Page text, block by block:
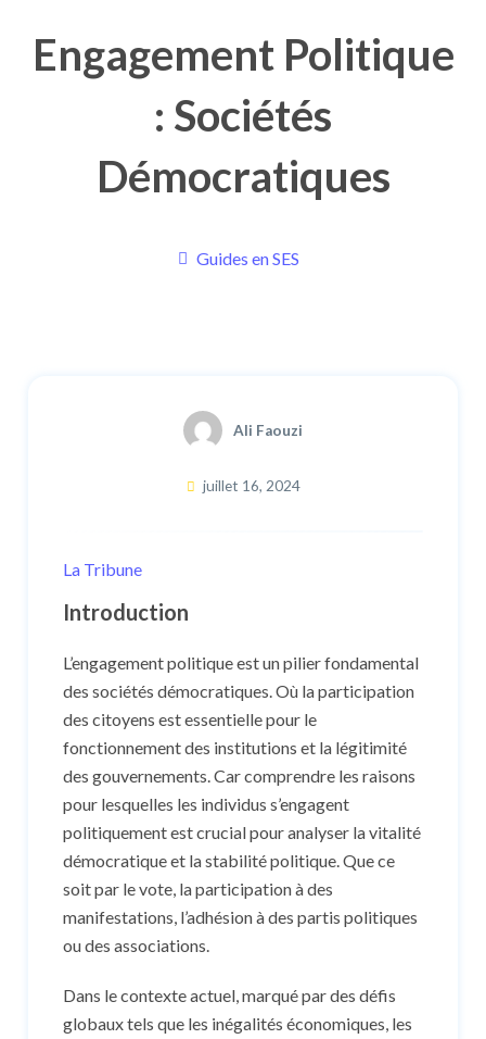
Engagement Politique
: Sociétés
Démocratiques
Guides en SES
Ali Faouzi
juillet 16, 2024
La Tribune
Introduction
L’engagement politique est un pilier fondamental
des sociétés démocratiques. Où la participation
des citoyens est essentielle pour le
fonctionnement des institutions et la légitimité
des gouvernements. Car comprendre les raisons
pour lesquelles les individus s’engagent
politiquement est crucial pour analyser la vitalité
démocratique et la stabilité politique. Que ce
soit par le vote, la participation à des
manifestations, l’adhésion à des partis politiques
ou des associations.
Dans le contexte actuel, marqué par des défis
globaux tels que les inégalités économiques, les